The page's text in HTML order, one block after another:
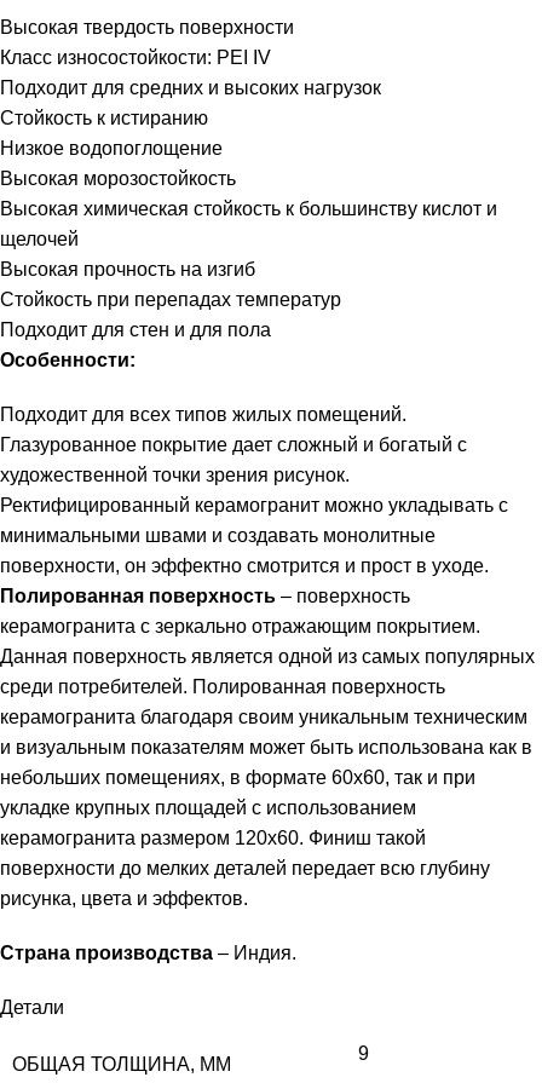
Высокая твердость поверхности
Класс износостойкости: PEI IV
Подходит для средних и высоких нагрузок
Стойкость к истиранию
Низкое водопоглощение
Высокая морозостойкость
Высокая химическая стойкость к большинству кислот и
щелочей
Высокая прочность на изгиб
Стойкость при перепадах температур
Подходит для стен и для пола
Особенности:
Подходит для всех типов жилых помещений.
Глазурованное покрытие дает сложный и богатый с
художественной точки зрения рисунок.
Ректифицированный керамогранит можно укладывать с
минимальными швами и создавать монолитные
поверхности, он эффектно смотрится и прост в уходе.
Полированная поверхность – поверхность
керамогранита с зеркально отражающим покрытием.
Данная поверхность является одной из самых популярных
среди потребителей. Полированная поверхность
керамогранита благодаря своим уникальным техническим
и визуальным показателям может быть использована как в
небольших помещениях, в формате 60х60, так и при
укладке крупных площадей с использованием
керамогранита размером 120х60. Финиш такой
поверхности до мелких деталей передает всю глубину
рисунка, цвета и эффектов.
Страна производства – Индия.
Детали
ОБЩАЯ ТОЛЩИНА, ММ
9